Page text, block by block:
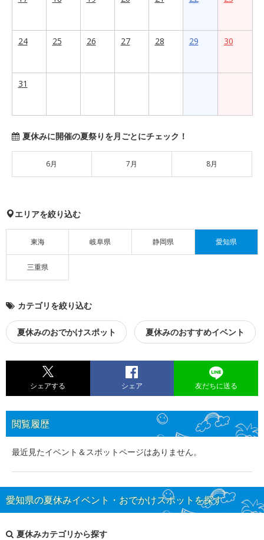
24 25 26 27 28 29 30
31
夏休みに開催の夏祭りを月ごとにチェック！
6月 7月 8月
エリアを絞り込む
東海 岐阜県 静岡県 愛知県
三重県
カテゴリを絞り込む
夏休みのおでかけスポット 夏休みのおすすめイベント
シェアする シェア 友だちに送る
閲覧履歴
最近見たイベント＆スポットページはありません。
愛知県の夏休みイベント・おでかけスポットを探す
夏休みカテゴリから探す